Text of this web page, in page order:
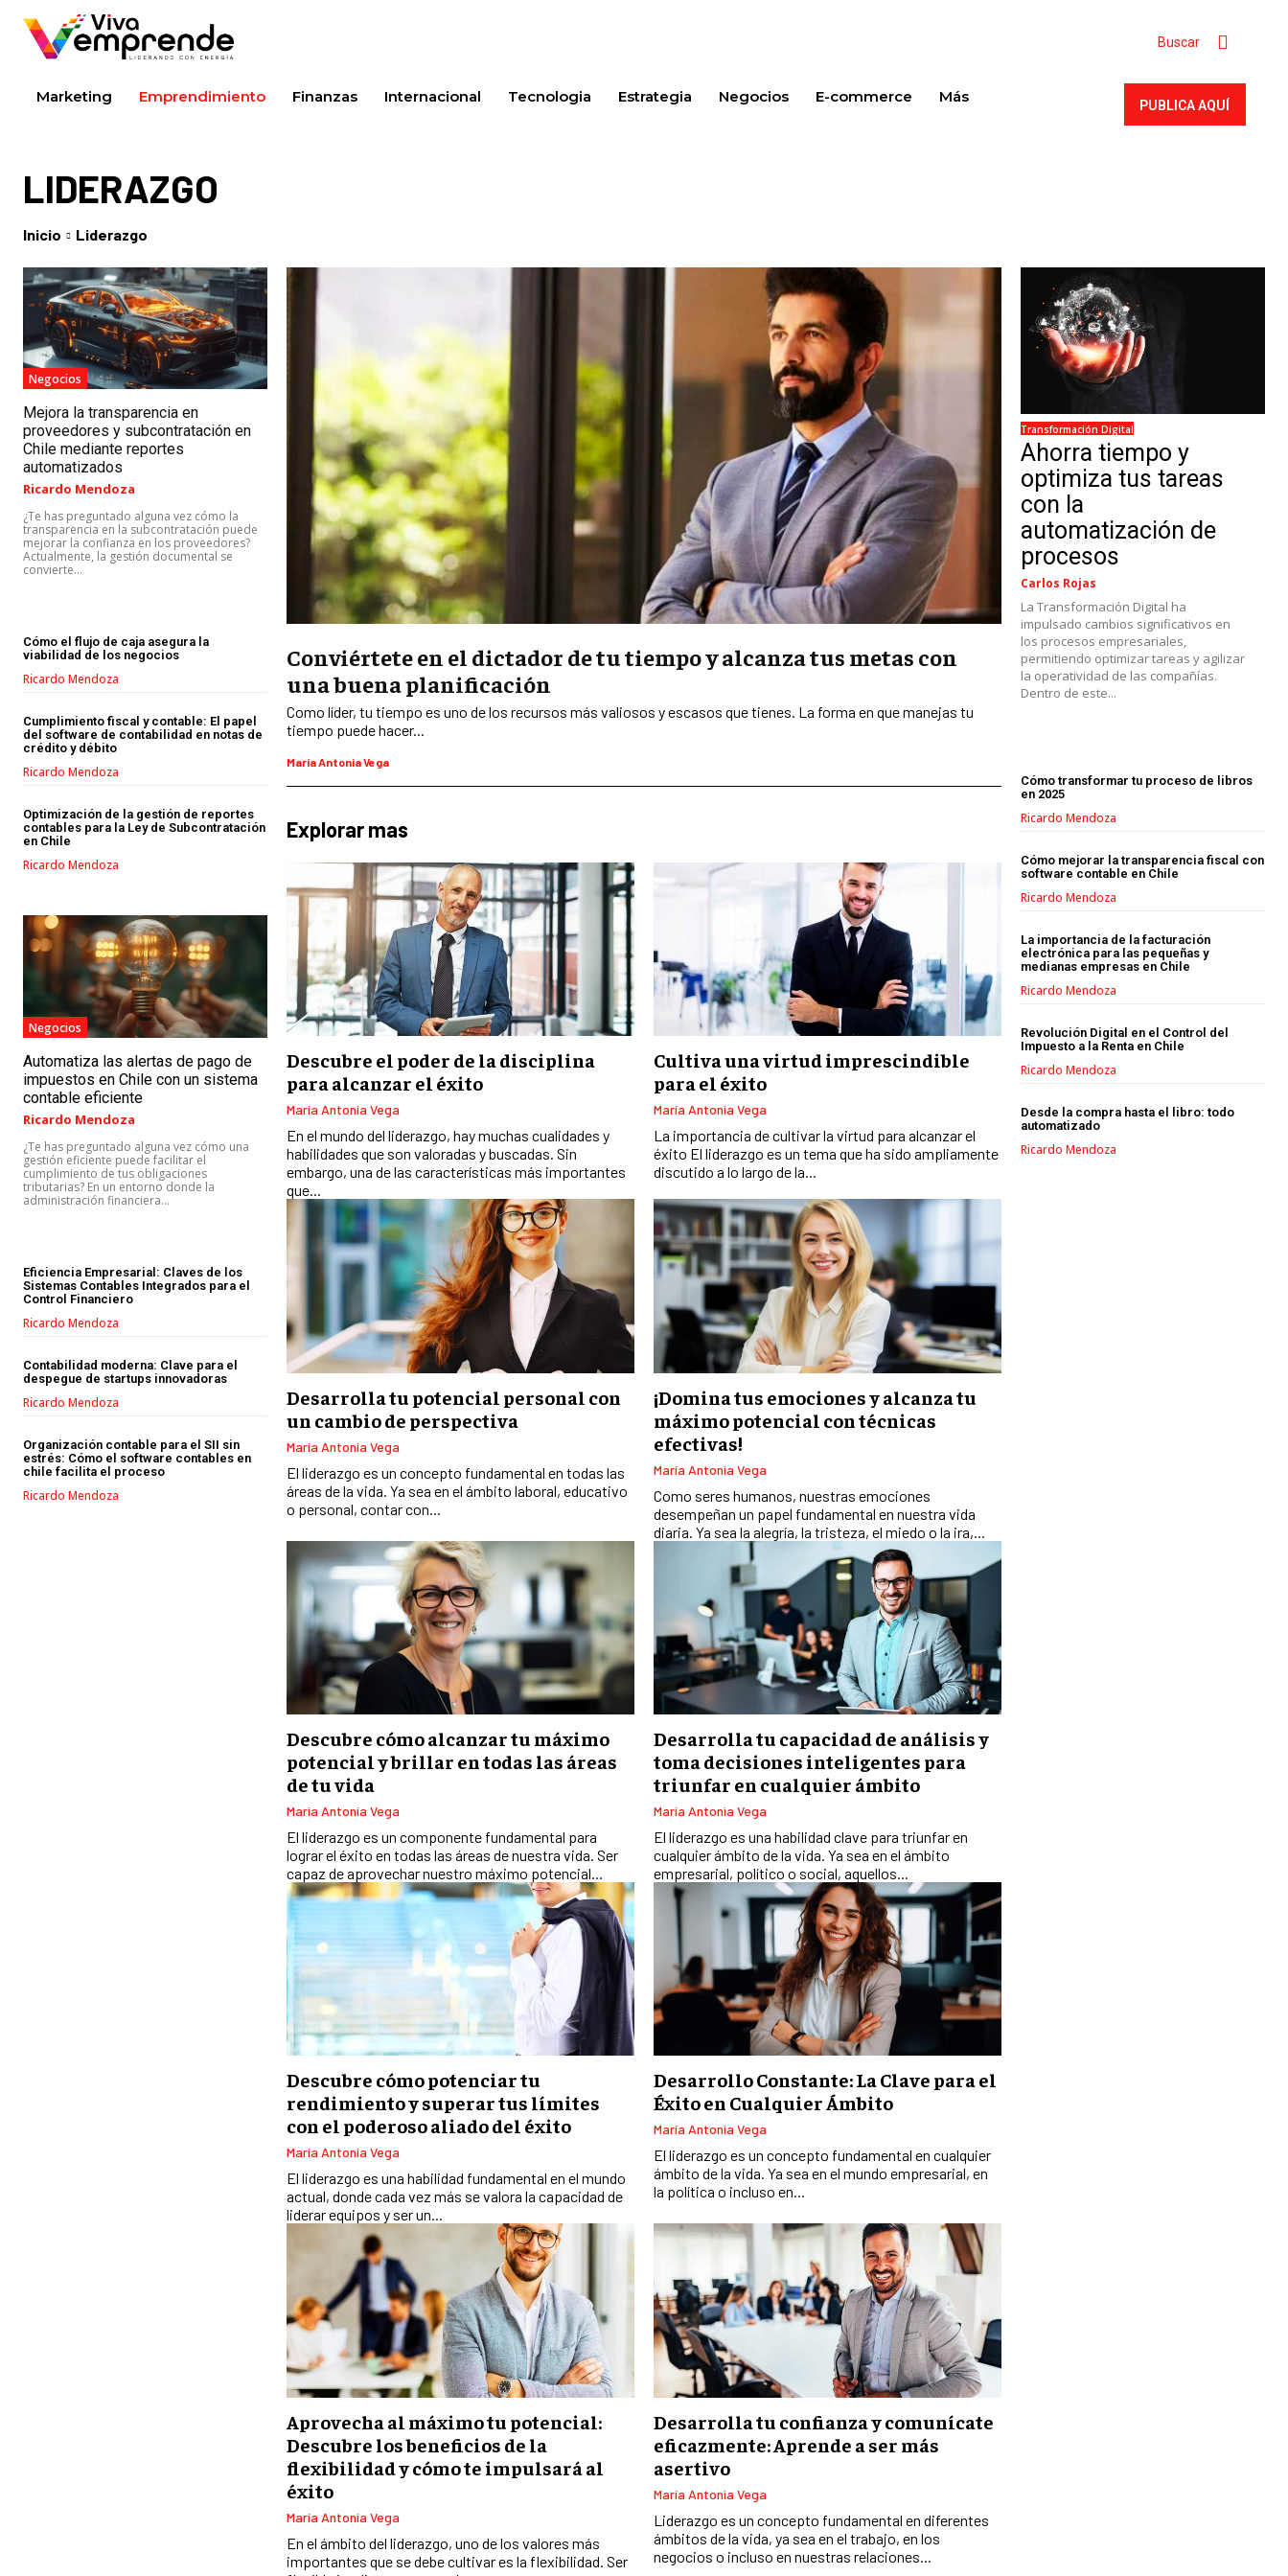
Your Profile
LIFESTYLE PUBLIC OPINION
MARKETING
ESTRATEGIAS DE MARKETING
MARKETING DIGITAL
PUBLICIDAD
GESTIÓN DE PRODUCTOS
COMUNICACIÓN CORPORATIVA
GESTIÓN DE MARCA
INVESTIGACIÓN DE MERCADO
ANÁLISIS DE COMPETENCIA
GESTIÓN DE CLIENTES
GESTIÓN DEL CAMBIO
LIDERAZGO
HABILIDADES DIRECTIVAS
EMPRENDIMIENTO
CONTABILIDAD EMPRESARIAL
INTERNACIONAL
NEGOCIOS INTERNACIONALES
COMERCIO INTERNACIONAL
EXPANSIÓN GLOBAL
GESTIÓN DE LA INNOVACIÓN
ANALÍTICA EMPRESARIAL Y BUSINESS
INTELLIGENCE
CIBERSEGURIDAD EMPRESARIAL
GESTIÓN DEL RIESGO EMPRESARIAL
DERECHO EMPRESARIAL Y
REGULACIONES
GOBIERNO CORPORATIVO
NEGOCIOS
ESTRATEGIAS DE NEGOCIOS
FRANQUICIAS
Buscar
Marketing Emprendimiento Finanzas Internacional Tecnologia Estrategia Negocios E-commerce Más PUBLICA AQUÍ
LIDERAZGO
Inicio Liderazgo
Negocios
Mejora la transparencia en
proveedores y subcontratación en
Chile mediante reportes
automatizados
Ricardo Mendoza
¿Te has preguntado alguna vez cómo la
transparencia en la subcontratación puede
mejorar la confianza en los proveedores?
Actualmente, la gestión documental se
convierte...
Cómo el flujo de caja asegura la
viabilidad de los negocios
Ricardo Mendoza
Cumplimiento fiscal y contable: El papel
del software de contabilidad en notas de
crédito y débito
Ricardo Mendoza
Optimización de la gestión de reportes
contables para la Ley de Subcontratación
en Chile
Ricardo Mendoza
Negocios
Automatiza las alertas de pago de
impuestos en Chile con un sistema
contable eficiente
Ricardo Mendoza
¿Te has preguntado alguna vez cómo una
gestión eficiente puede facilitar el
cumplimiento de tus obligaciones
tributarias? En un entorno donde la
administración financiera...
Eficiencia Empresarial: Claves de los
Sistemas Contables Integrados para el
Control Financiero
Ricardo Mendoza
Contabilidad moderna: Clave para el
despegue de startups innovadoras
Ricardo Mendoza
Organización contable para el SII sin
estrés: Cómo el software contables en
chile facilita el proceso
Ricardo Mendoza
Conviértete en el dictador de tu tiempo y alcanza tus metas con
una buena planificación
Como líder, tu tiempo es uno de los recursos más valiosos y escasos que tienes. La forma en que manejas tu
tiempo puede hacer...
María Antonia Vega
Explorar mas
Descubre el poder de la disciplina
para alcanzar el éxito
María Antonia Vega
En el mundo del liderazgo, hay muchas cualidades y
habilidades que son valoradas y buscadas. Sin
embargo, una de las características más importantes
que...
Cultiva una virtud imprescindible
para el éxito
María Antonia Vega
La importancia de cultivar la virtud para alcanzar el
éxito El liderazgo es un tema que ha sido ampliamente
discutido a lo largo de la...
Desarrolla tu potencial personal con
un cambio de perspectiva
María Antonia Vega
El liderazgo es un concepto fundamental en todas las
áreas de la vida. Ya sea en el ámbito laboral, educativo
o personal, contar con...
¡Domina tus emociones y alcanza tu
máximo potencial con técnicas
efectivas!
María Antonia Vega
Como seres humanos, nuestras emociones
desempeñan un papel fundamental en nuestra vida
diaria. Ya sea la alegría, la tristeza, el miedo o la ira,...
Descubre cómo alcanzar tu máximo
potencial y brillar en todas las áreas
de tu vida
María Antonia Vega
El liderazgo es un componente fundamental para
lograr el éxito en todas las áreas de nuestra vida. Ser
capaz de aprovechar nuestro máximo potencial...
Desarrolla tu capacidad de análisis y
toma decisiones inteligentes para
triunfar en cualquier ámbito
María Antonia Vega
El liderazgo es una habilidad clave para triunfar en
cualquier ámbito de la vida. Ya sea en el ámbito
empresarial, político o social, aquellos...
Descubre cómo potenciar tu
rendimiento y superar tus límites
con el poderoso aliado del éxito
María Antonia Vega
El liderazgo es una habilidad fundamental en el mundo
actual, donde cada vez más se valora la capacidad de
liderar equipos y ser un...
Desarrollo Constante: La Clave para el
Éxito en Cualquier Ámbito
María Antonia Vega
El liderazgo es un concepto fundamental en cualquier
ámbito de la vida. Ya sea en el mundo empresarial, en
la política o incluso en...
Aprovecha al máximo tu potencial:
Descubre los beneficios de la
flexibilidad y cómo te impulsará al
éxito
María Antonia Vega
En el ámbito del liderazgo, uno de los valores más
importantes que se debe cultivar es la flexibilidad. Ser
Desarrolla tu confianza y comunícate
eficazmente: Aprende a ser más
asertivo
María Antonia Vega
Liderazgo es un concepto fundamental en diferentes
ámbitos de la vida, ya sea en el trabajo, en los
negocios o incluso en nuestras relaciones...
Transformación Digital
Ahorra tiempo y
optimiza tus tareas
con la
automatización de
procesos
Carlos Rojas
La Transformación Digital ha
impulsado cambios significativos en
los procesos empresariales,
permitiendo optimizar tareas y agilizar
la operatividad de las compañías.
Dentro de este...
Cómo transformar tu proceso de libros
en 2025
Ricardo Mendoza
Cómo mejorar la transparencia fiscal con
software contable en Chile
Ricardo Mendoza
La importancia de la facturación
electrónica para las pequeñas y
medianas empresas en Chile
Ricardo Mendoza
Revolución Digital en el Control del
Impuesto a la Renta en Chile
Ricardo Mendoza
Desde la compra hasta el libro: todo
automatizado
Ricardo Mendoza